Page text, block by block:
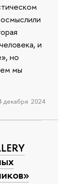
и
но
мы
декабря 2024